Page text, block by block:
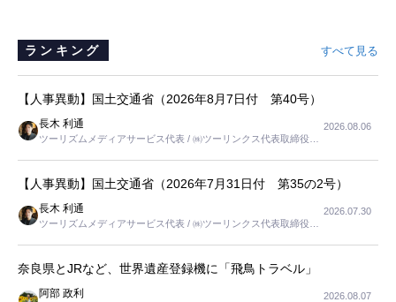
ランキング すべて見る
【人事異動】国土交通省（2026年8月7日付 第40号）
長木 利通
ツーリズムメディアサービス代表 / ㈱ツーリンクス代表取締役社
2026.08.06
【人事異動】国土交通省（2026年7月31日付 第35の2号）
長木 利通
ツーリズムメディアサービス代表 / ㈱ツーリンクス代表取締役社
2026.07.30
奈良県とJRなど、世界遺産登録機に「飛鳥トラベル」
阿部 政利 2026.08.07